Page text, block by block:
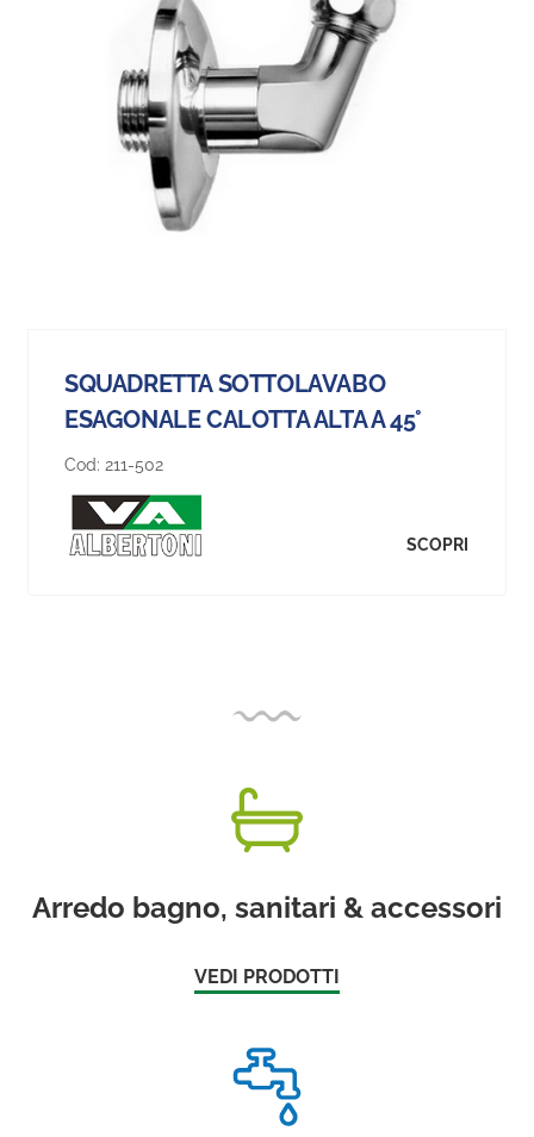
SQUADRETTA SOTTOLAVABO
ESAGONALE CALOTTA ALTA A 45°
Cod: 211-502
SCOPRI
Arredo bagno, sanitari & accessori
VEDI PRODOTTI